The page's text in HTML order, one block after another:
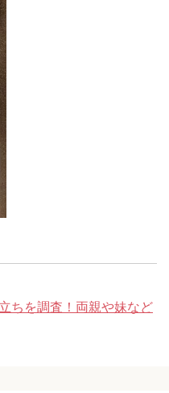
ちを調査！両親や妹など